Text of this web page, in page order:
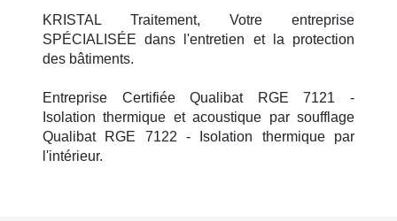
KRISTAL Traitement, Votre entreprise
SPÉCIALISÉE dans l'entretien et la protection
des bâtiments.
Entreprise Certifiée Qualibat RGE 7121 -
Isolation thermique et acoustique par soufflage
Qualibat RGE 7122 - Isolation thermique par
l'intérieur.